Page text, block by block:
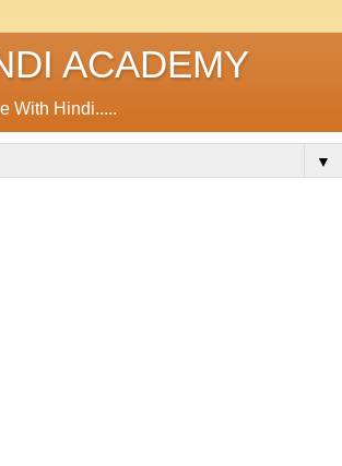
ACADEMY
With Hindi.....
▼